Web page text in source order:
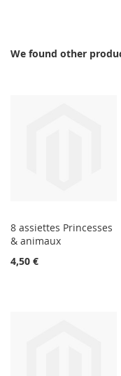
We found other
8 assiettes Princesses
& animaux
4,50 €